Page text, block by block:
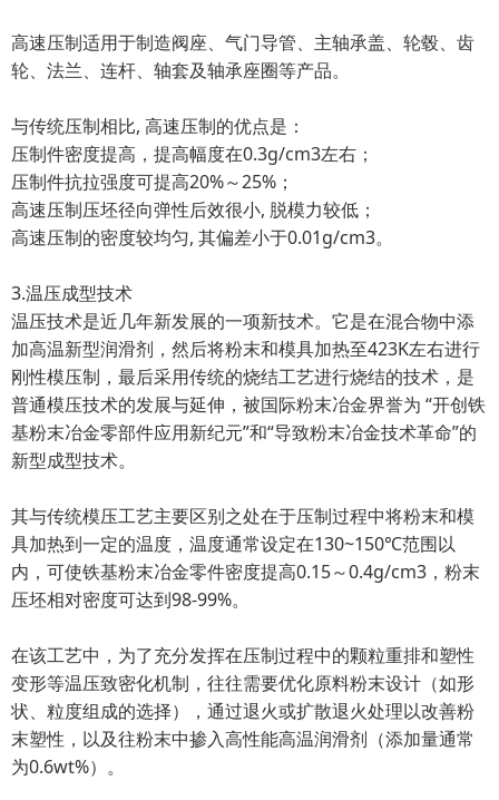
高速压制适用于制造阀座、气门导管、主轴承盖、轮毂、齿
轮、法兰、连杆、轴套及轴承座圈等产品。
与传统压制相比, 高速压制的优点是：
压制件密度提高，提高幅度在0.3g/cm3左右；
压制件抗拉强度可提高20%～25%；
高速压制压坯径向弹性后效很小, 脱模力较低；
高速压制的密度较均匀, 其偏差小于0.01g/cm3。
3.温压成型技术
温压技术是近几年新发展的一项新技术。它是在混合物中添
加高温新型润滑剂，然后将粉末和模具加热至423K左右进行
刚性模压制，最后采用传统的烧结工艺进行烧结的技术，是
普通模压技术的发展与延伸，被国际粉末冶金界誉为 “开创铁
基粉末冶金零部件应用新纪元”和“导致粉末冶金技术革命”的
新型成型技术。
其与传统模压工艺主要区别之处在于压制过程中将粉末和模
具加热到一定的温度，温度通常设定在130~150℃范围以
内，可使铁基粉末冶金零件密度提高0.15～0.4g/cm3，粉末
压坯相对密度可达到98-99%。
在该工艺中，为了充分发挥在压制过程中的颗粒重排和塑性
变形等温压致密化机制，往往需要优化原料粉末设计（如形
状、粒度组成的选择），通过退火或扩散退火处理以改善粉
末塑性，以及往粉末中掺入高性能高温润滑剂（添加量通常
为0.6wt%）。